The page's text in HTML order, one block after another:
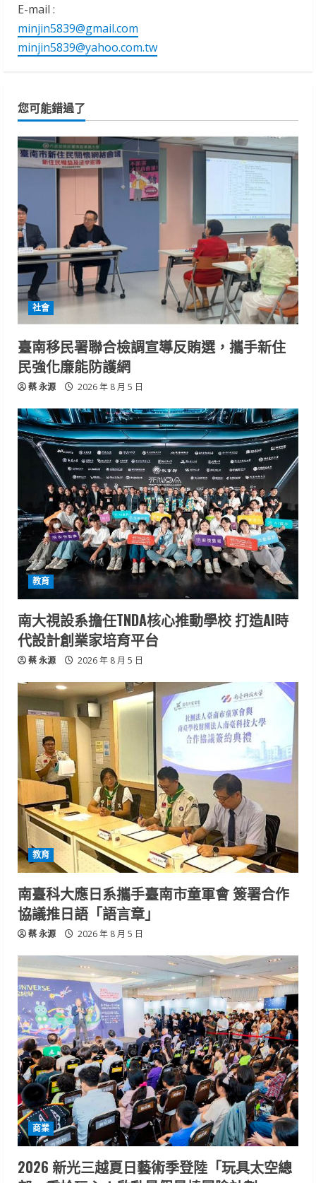
E-mail :
minjin5839@gmail.com
minjin5839@yahoo.com.tw
您可能錯過了
社會
臺南移民署聯合檢調宣導反賄選，攜手新住
民強化廉能防護網
蔡 永源 2026 年 8 月 5 日
教育
南大視設系擔任TNDA核心推動學校 打造AI時
代設計創業家培育平台
蔡 永源 2026 年 8 月 5 日
教育
南臺科大應日系攜手臺南市童軍會 簽署合作
協議推日語「語言章」
蔡 永源 2026 年 8 月 5 日
商業
2026 新光三越夏日藝術季登陸「玩具太空總